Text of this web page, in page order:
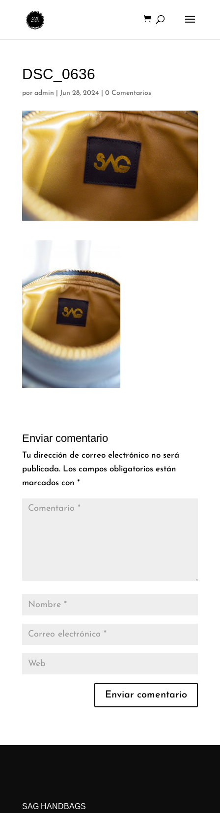
DSC_0636
por admin Jun 28, 2024 0 Comentarios
Enviar comentario
Tu dirección de correo electrónico no será
publicada. Los campos obligatorios están
marcados con *
SAG HANDBAGS